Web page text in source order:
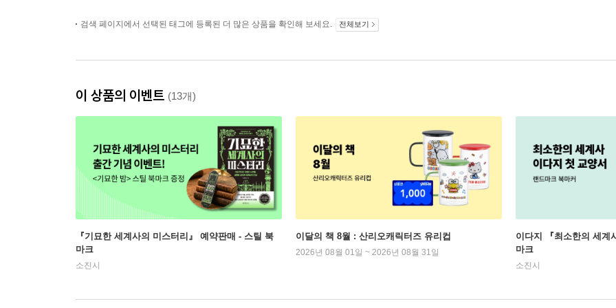
검색 페이지에서 선택된 태그에 등록된 더 많은 상품을 확인해 보세요. 전체보기
이 상품의 이벤트 (13개)
『기묘한 세계사의 미스터리』 예약판매 - 스틸 북
마크
소진시
이달의 책 8월 : 산리오캐릭터즈 유리컵
2026년 08월 01일 ~ 2026년 08월 31일
이다지 『최소한의 세계
마크
소진시